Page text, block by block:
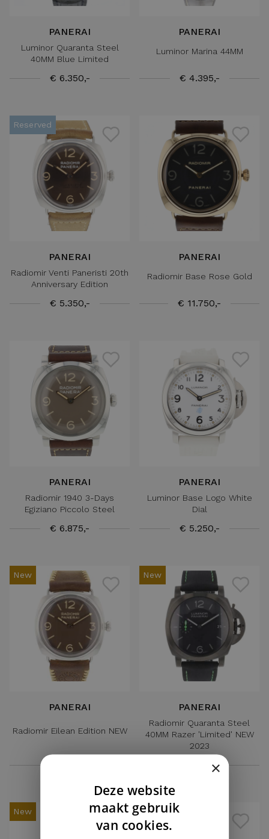
PANERAI
Luminor Quaranta Steel
40MM Blue Limited
€ 6.350,-
PANERAI
Luminor Marina 44MM
€ 4.395,-
Reserved
PANERAI
Radiomir Venti Paneristi 20th
Anniversary Edition
€ 5.350,-
PANERAI
Radiomir Base Rose Gold
€ 11.750,-
PANERAI
Radiomir 1940 3-Days
Egiziano Piccolo Steel
€ 6.875,-
PANERAI
Luminor Base Logo White
Dial
€ 5.250,-
New
PANERAI
Radiomir Eilean Edition NEW
New
PANERAI
Radiomir Quaranta Steel
40MM Razer 'Limited' NEW
2023
€ 8.350,-
New
×
Deze website
maakt gebruik
van cookies.